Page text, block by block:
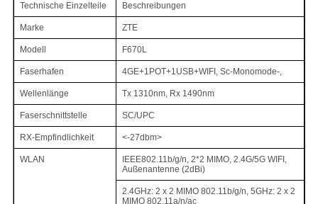
Technische Einzelteile Beschreibungen
Marke ZTE
Modell F670L
Faserhafen 4GE+1POT+1USB+WIFI, Sc-Monomode-,
Wellenlänge Tx 1310nm, Rx 1490nm
Faserschnittstelle SC/UPC
RX-Empfindlichkeit <-27dbm>
WLAN
IEEE802.11b/g/n, 2*2 MIMO, 2.4G/5G WIFI,
Außenantenne (2dBi)
2.4GHz: 2 x 2 MIMO 802.11b/g/n, 5GHz: 2 x 2
MIMO 802.11a/n/ac